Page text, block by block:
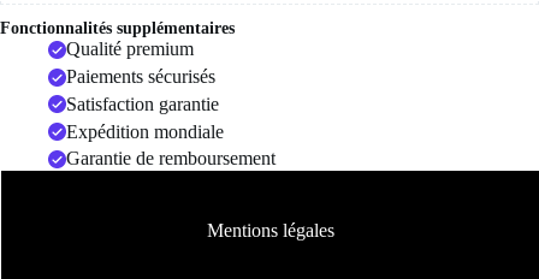
Fonctionnalités supplémentaires
Qualité premium
Paiements sécurisés
Satisfaction garantie
Expédition mondiale
Garantie de remboursement
Mentions légales